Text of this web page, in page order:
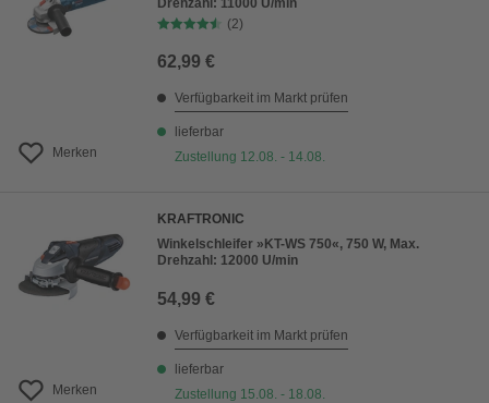
Merken
Drehzahl: 11000 U/min
(2)
62,99 €
Verfügbarkeit im Markt prüfen
lieferbar
Zustellung 12.08. - 14.08.
Merken
KRAFTRONIC
Winkelschleifer »KT-WS 750«, 750 W, Max.
Drehzahl: 12000 U/min
54,99 €
Verfügbarkeit im Markt prüfen
lieferbar
Zustellung 15.08. - 18.08.